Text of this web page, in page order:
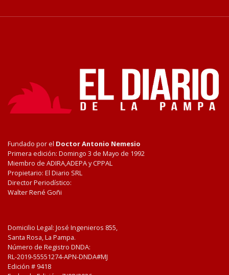
Fundado por el Doctor Antonio Nemesio
Primera edición: Domingo 3 de Mayo de 1992
Miembro de ADIRA,ADEPA y CPPAL
Propietario: El Diario SRL
Director Periodístico:
Walter René Goñi
Domicilio Legal: José Ingenieros 855,
Santa Rosa, La Pampa.
Número de Registro DNDA:
RL-2019-55551274-APN-DNDA#MJ
Edición # 9418